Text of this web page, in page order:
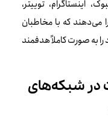
اینستاگرام، توییتر،
می‌دهند که با مخاطبان
به صورت کاملاً هدفمند
در شبکه‌های